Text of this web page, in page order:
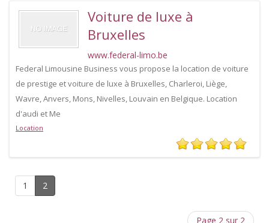
Voiture de luxe à
Bruxelles
www.federal-limo.be
Federal Limousine Business vous propose la location de voiture
de prestige et voiture de luxe à Bruxelles, Charleroi, Liège,
Wavre, Anvers, Mons, Nivelles, Louvain en Belgique. Location
d'audi et Me
Location
1 2
Page 2 sur 2